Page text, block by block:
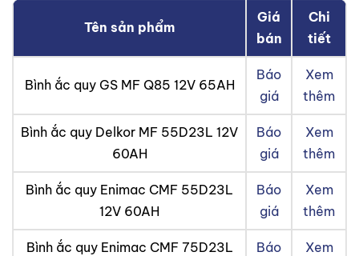
Tên sản phẩm
Giá
bán
Chi
tiết
Bình ắc quy GS MF Q85 12V 65AH
Báo
giá
Xem
thêm
Bình ắc quy Delkor MF 55D23L 12V
60AH
Báo
giá
Xem
thêm
Bình ắc quy Enimac CMF 55D23L
12V 60AH
Báo
giá
Xem
thêm
Bình ắc quy Enimac CMF 75D23L
Báo
Xem